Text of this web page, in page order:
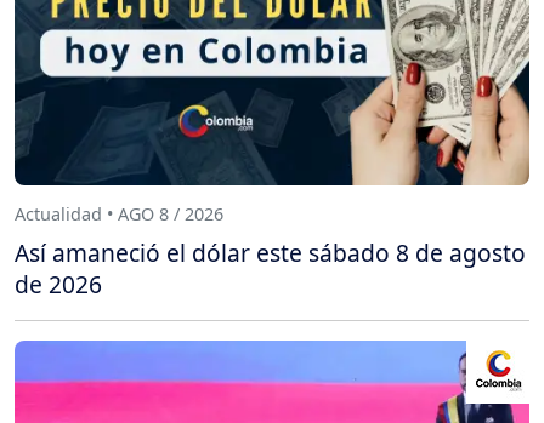
Actualidad • AGO 8 / 2026
Así amaneció el dólar este sábado 8 de agosto
de 2026